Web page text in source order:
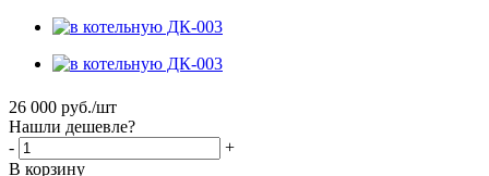
26 000 руб./шт
Нашли дешевле?
-
+
В корзину